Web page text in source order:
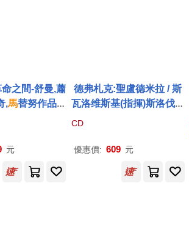
之間-舒曼,蕭
,馬替努作品 /
提琴),多爾肯
Work
an
元
德弗札克:聖盧德米拉 / 斯
瓦洛维斯基(指揮)斯洛伐克
愛樂合唱團及管弦樂團,馬
orak: Saint Ludmila / Sv
ak Philharmonic Choir&
CD
優惠價: 609 元